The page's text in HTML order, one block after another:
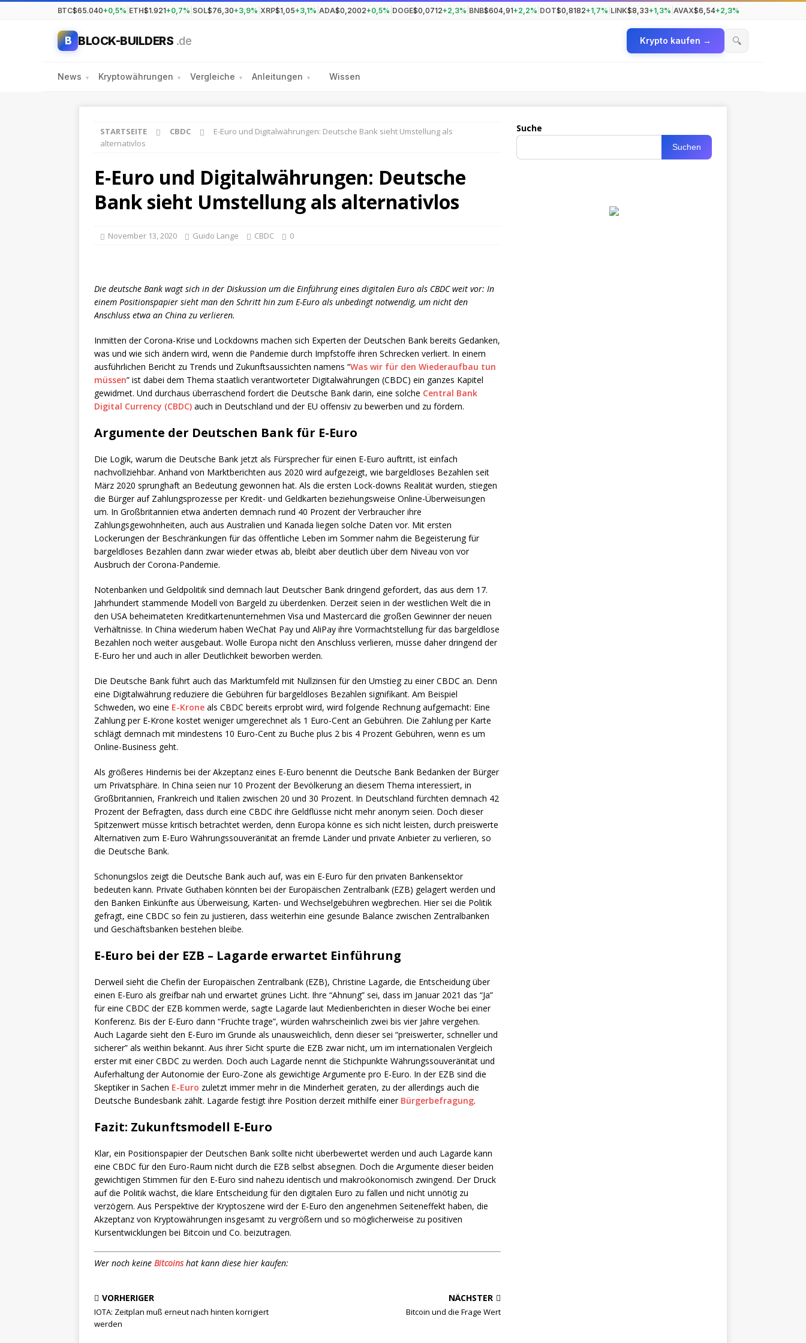
BTC$65.040+0,5% ETH$1.921+0,7% SOL$76,30+3,9% XRP$1,05+3,1% ADA$0,2002+0,5% DOGE$0,0712+2,3% BNB$604,91+2,2% DOT$0,8182+1,7% LINK$8,33+1,3% AVAX$6,54+2,3%
B BLOCK-BUILDERS .de Krypto kaufen → 🔍
News ▾ Kryptowährungen ▾ Vergleiche ▾ Anleitungen ▾ Wissen
STARTSEITE CBDC
E-Euro und Digitalwährungen: Deutsche Bank sieht Umstellung als
alternativlos
E-Euro und Digitalwährungen: Deutsche
Bank sieht Umstellung als alternativlos
November 13, 2020 Guido Lange CBDC 0
Die deutsche Bank wagt sich in der Diskussion um die Einführung eines digitalen Euro als CBDC weit vor: In
einem Positionspapier sieht man den Schritt hin zum E-Euro als unbedingt notwendig, um nicht den
Anschluss etwa an China zu verlieren.
Inmitten der Corona-Krise und Lockdowns machen sich Experten der Deutschen Bank bereits Gedanken,
was und wie sich ändern wird, wenn die Pandemie durch Impfstoffe ihren Schrecken verliert. In einem
ausführlichen Bericht zu Trends und Zukunftsaussichten namens “Was wir für den Wiederaufbau tun
müssen” ist dabei dem Thema staatlich verantworteter Digitalwährungen (CBDC) ein ganzes Kapitel
gewidmet. Und durchaus überraschend fordert die Deutsche Bank darin, eine solche Central Bank
Digital Currency (CBDC) auch in Deutschland und der EU offensiv zu bewerben und zu fördern.
Argumente der Deutschen Bank für E-Euro
Die Logik, warum die Deutsche Bank jetzt als Fürsprecher für einen E-Euro auftritt, ist einfach
nachvollziehbar. Anhand von Marktberichten aus 2020 wird aufgezeigt, wie bargeldloses Bezahlen seit
März 2020 sprunghaft an Bedeutung gewonnen hat. Als die ersten Lock-downs Realität wurden, stiegen
die Bürger auf Zahlungsprozesse per Kredit- und Geldkarten beziehungsweise Online-Überweisungen
um. In Großbritannien etwa änderten demnach rund 40 Prozent der Verbraucher ihre
Zahlungsgewohnheiten, auch aus Australien und Kanada liegen solche Daten vor. Mit ersten
Lockerungen der Beschränkungen für das öffentliche Leben im Sommer nahm die Begeisterung für
bargeldloses Bezahlen dann zwar wieder etwas ab, bleibt aber deutlich über dem Niveau von vor
Ausbruch der Corona-Pandemie.
Notenbanken und Geldpolitik sind demnach laut Deutscher Bank dringend gefordert, das aus dem 17.
Jahrhundert stammende Modell von Bargeld zu überdenken. Derzeit seien in der westlichen Welt die in
den USA beheimateten Kreditkartenunternehmen Visa und Mastercard die großen Gewinner der neuen
Verhältnisse. In China wiederum haben WeChat Pay und AliPay ihre Vormachtstellung für das bargeldlose
Bezahlen noch weiter ausgebaut. Wolle Europa nicht den Anschluss verlieren, müsse daher dringend der
E-Euro her und auch in aller Deutlichkeit beworben werden.
Die Deutsche Bank führt auch das Marktumfeld mit Nullzinsen für den Umstieg zu einer CBDC an. Denn
eine Digitalwährung reduziere die Gebühren für bargeldloses Bezahlen signifikant. Am Beispiel
Schweden, wo eine E-Krone als CBDC bereits erprobt wird, wird folgende Rechnung aufgemacht: Eine
Zahlung per E-Krone kostet weniger umgerechnet als 1 Euro-Cent an Gebühren. Die Zahlung per Karte
schlägt demnach mit mindestens 10 Euro-Cent zu Buche plus 2 bis 4 Prozent Gebühren, wenn es um
Online-Business geht.
Als größeres Hindernis bei der Akzeptanz eines E-Euro benennt die Deutsche Bank Bedanken der Bürger
um Privatsphäre. In China seien nur 10 Prozent der Bevölkerung an diesem Thema interessiert, in
Großbritannien, Frankreich und Italien zwischen 20 und 30 Prozent. In Deutschland fürchten demnach 42
Prozent der Befragten, dass durch eine CBDC ihre Geldflüsse nicht mehr anonym seien. Doch dieser
Spitzenwert müsse kritisch betrachtet werden, denn Europa könne es sich nicht leisten, durch preiswerte
Alternativen zum E-Euro Währungssouveränität an fremde Länder und private Anbieter zu verlieren, so
die Deutsche Bank.
Schonungslos zeigt die Deutsche Bank auch auf, was ein E-Euro für den privaten Bankensektor
bedeuten kann. Private Guthaben könnten bei der Europäischen Zentralbank (EZB) gelagert werden und
den Banken Einkünfte aus Überweisung, Karten- und Wechselgebühren wegbrechen. Hier sei die Politik
gefragt, eine CBDC so fein zu justieren, dass weiterhin eine gesunde Balance zwischen Zentralbanken
und Geschäftsbanken bestehen bleibe.
E-Euro bei der EZB – Lagarde erwartet Einführung
Derweil sieht die Chefin der Europäischen Zentralbank (EZB), Christine Lagarde, die Entscheidung über
einen E-Euro als greifbar nah und erwartet grünes Licht. Ihre “Ahnung” sei, dass im Januar 2021 das “Ja”
für eine CBDC der EZB kommen werde, sagte Lagarde laut Medienberichten in dieser Woche bei einer
Konferenz. Bis der E-Euro dann “Früchte trage”, würden wahrscheinlich zwei bis vier Jahre vergehen.
Auch Lagarde sieht den E-Euro im Grunde als unausweichlich, denn dieser sei “preiswerter, schneller und
sicherer” als weithin bekannt. Aus ihrer Sicht spurte die EZB zwar nicht, um im internationalen Vergleich
erster mit einer CBDC zu werden. Doch auch Lagarde nennt die Stichpunkte Währungssouveränität und
Auferhaltung der Autonomie der Euro-Zone als gewichtige Argumente pro E-Euro. In der EZB sind die
Skeptiker in Sachen E-Euro zuletzt immer mehr in die Minderheit geraten, zu der allerdings auch die
Deutsche Bundesbank zählt. Lagarde festigt ihre Position derzeit mithilfe einer Bürgerbefragung.
Fazit: Zukunftsmodell E-Euro
Klar, ein Positionspapier der Deutschen Bank sollte nicht überbewertet werden und auch Lagarde kann
eine CBDC für den Euro-Raum nicht durch die EZB selbst absegnen. Doch die Argumente dieser beiden
gewichtigen Stimmen für den E-Euro sind nahezu identisch und makroökonomisch zwingend. Der Druck
auf die Politik wächst, die klare Entscheidung für den digitalen Euro zu fällen und nicht unnötig zu
verzögern. Aus Perspektive der Kryptoszene wird der E-Euro den angenehmen Seiteneffekt haben, die
Akzeptanz von Kryptowährungen insgesamt zu vergrößern und so möglicherweise zu positiven
Kursentwicklungen bei Bitcoin und Co. beizutragen.
Wer noch keine Bitcoinshat kann diese hier kaufen:
VORHERIGER
IOTA: Zeitplan muß erneut nach hinten korrigiert
werden
NÄCHSTER
Bitcoin und die Frage Wert
Suche
Suchen